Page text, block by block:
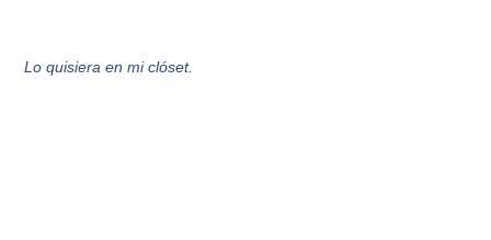
Lo quisiera en mi clóset.